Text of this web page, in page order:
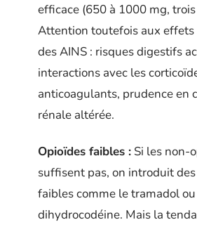
efficace (650 à 1000 mg,
Attention toutefois aux effets
des AINS : risques digestifs
interactions avec les
anticoagulants, prudence en
rénale altérée.
Opioïdes faibles : Si les non-
suffisent pas, on introduit
faibles comme le tramadol
dihydrocodéine. Mais la